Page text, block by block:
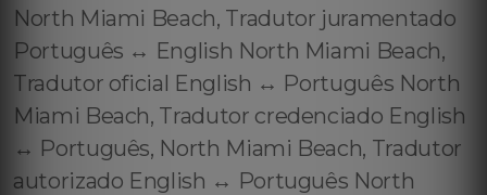
North Miami Beach, Tradutor juramentado
Português ↔️ English North Miami Beach,
Tradutor oficial English ↔️ Português North
Miami Beach, Tradutor credenciado English
↔️ Português, North Miami Beach, Tradutor
autorizado English ↔️ Português North